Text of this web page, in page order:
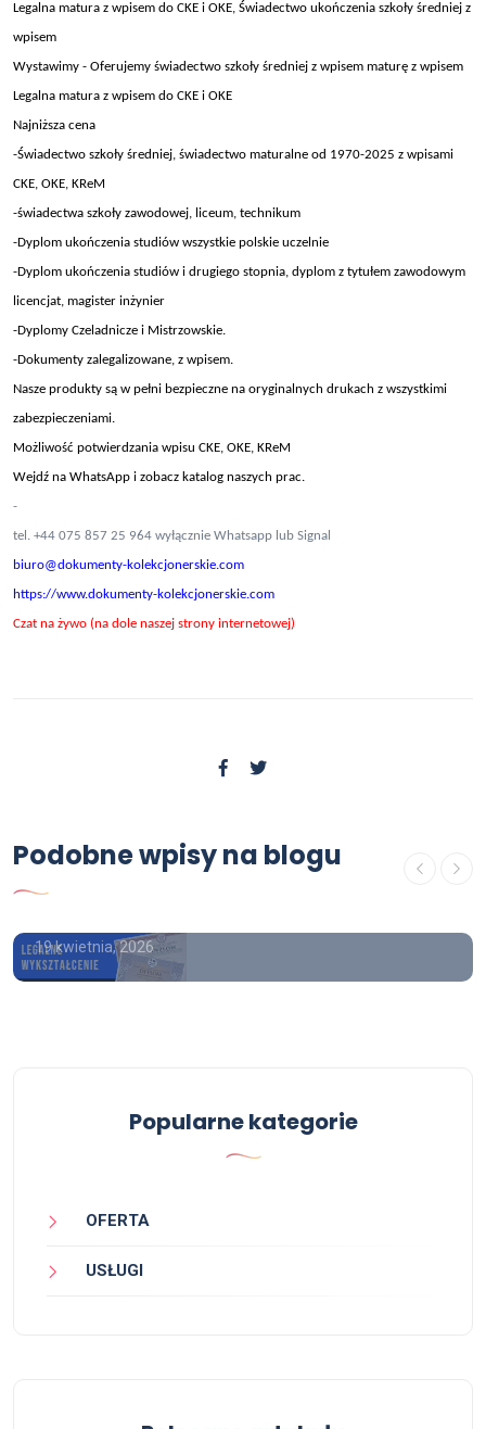
Legalna matura z wpisem do CKE i OKE, Świadectwo ukończenia szkoły średniej z
wpisem
Wystawimy - Oferujemy świadectwo szkoły średniej z wpisem maturę z wpisem
Legalna matura z wpisem do CKE i OKE
Najniższa cena
-Świadectwo szkoły średniej, świadectwo maturalne od 1970-2025 z wpisami
CKE, OKE, KReM
-świadectwa szkoły zawodowej, liceum, technikum
-Dyplom ukończenia studiów wszystkie polskie uczelnie
-Dyplom ukończenia studiów i drugiego stopnia, dyplom z tytułem zawodowym
licencjat, magister inżynier
-Dyplomy Czeladnicze i Mistrzowskie.
-Dokumenty zalegalizowane, z wpisem.
Nasze produkty są w pełni bezpieczne na oryginalnych drukach z wszystkimi
zabezpieczeniami.
Możliwość potwierdzania wpisu CKE, OKE, KReM
Wejdź na WhatsApp i zobacz katalog naszych prac.
-
tel. +44 075 857 25 964 wyłącznie Whatsapp lub Signal
biuro@dokumenty-kolekcjonerskie.com
https://www.dokumenty-kolekcjonerskie.com
Czat na żywo (na dole naszej strony internetowej)
Podobne wpisy na blogu
ukończenia szkoły średniej z
wpisem Forum
19 kwietnia, 2026
Popularne kategorie
OFERTA
USŁUGI